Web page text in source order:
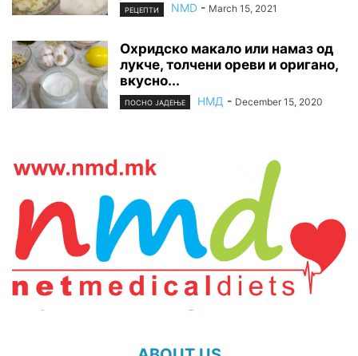
РЕЦЕПТИ NMD - March 15, 2021
Охридско макало или намаз од
лукче, толчени ореви и оригано,
вкусно...
ПОСНО ЈАДЕЊЕ НМД - December 15, 2020